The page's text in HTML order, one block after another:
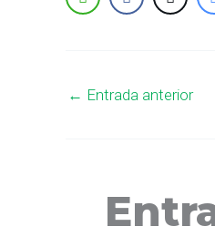
← Entrada anterior